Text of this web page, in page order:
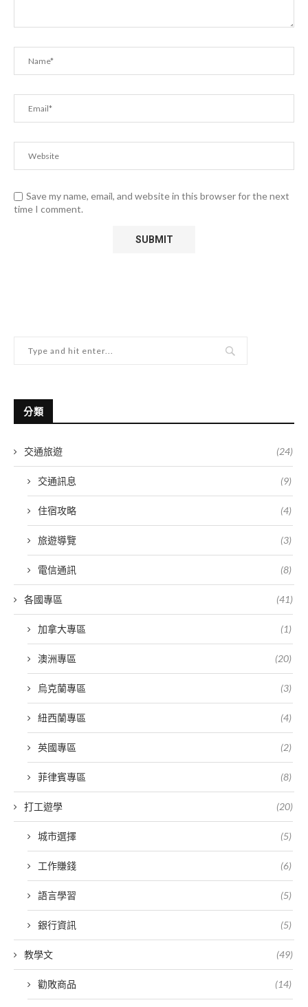
Save my name, email, and website in this browser for the next
time I comment.
分類
交通旅遊 (24)
交通訊息 (9)
住宿攻略 (4)
旅遊導覽 (3)
電信通訊 (8)
各國專區 (41)
加拿大專區 (1)
澳洲專區 (20)
烏克蘭專區 (3)
紐西蘭專區 (4)
英國專區 (2)
菲律賓專區 (8)
打工遊學 (20)
城市選擇 (5)
工作賺錢 (6)
語言學習 (5)
銀行資訊 (5)
教學文 (49)
勸敗商品 (14)